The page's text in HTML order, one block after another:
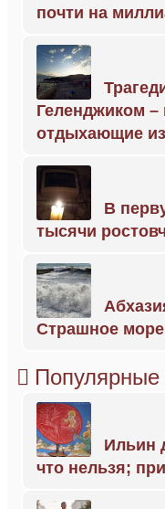
почти на
Геленджиком –
отдыхающие
В
тысячи
Страшное
Популярные
Ильин
что нельзя;